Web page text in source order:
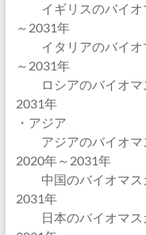
イギリスのバイオ
～2031年
イタリアのバイオ
～2031年
ロシアのバイオマ
2031年
・アジア
アジアのバイオマ
2020年～2031年
中国のバイオマス
2031年
日本のバイオマス